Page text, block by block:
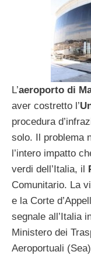
L’aeroporto di
aver costretto l’
procedura
solo. Il problema
l’intero impatto
verdi dell’Italia, il
Comunitario. La
e la Corte
segnale all’Italia
Ministero dei
Aeroportuali